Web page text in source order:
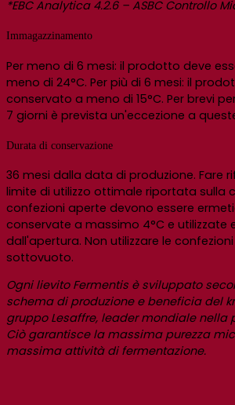
*EBC Analytica 4.2.6 – ASBC Controllo
Immagazzinamento
Per meno di 6 mesi: il prodotto deve
meno di 24°C. Per più di 6 mesi: il
conservato a meno di 15°C. Per brevi
7 giorni è prevista un'eccezione a
Durata di conservazione
36 mesi dalla data di produzione. Fare
limite di utilizzo ottimale riportata sulla
confezioni aperte devono essere
conservate a massimo 4°C e utilizzate
dall'apertura. Non utilizzare le
sottovuoto.
Ogni lievito Fermentis è sviluppato
schema di produzione e beneficia del
gruppo Lesaffre, leader mondiale nella
Ciò garantisce la massima purezza
massima attività di fermentazione.